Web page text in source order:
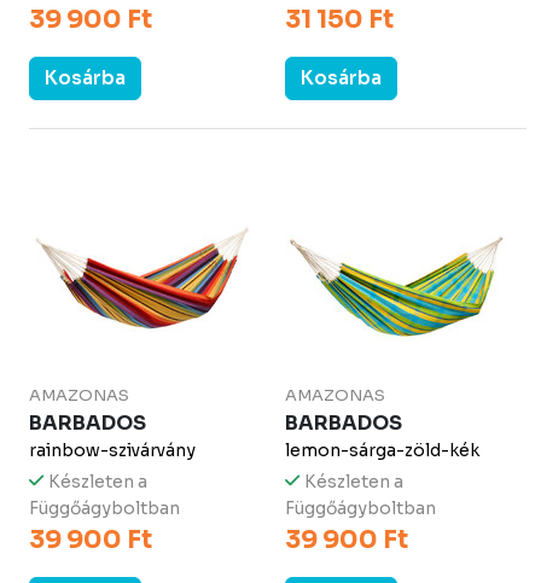
39 900 Ft
Kosárba
31 150 Ft
Kosárba
AMAZONAS
BARBADOS
rainbow-szivárvány
Készleten a
Függőágyboltban
39 900 Ft
AMAZONAS
BARBADOS
lemon-sárga-zöld-kék
Készleten a
Függőágyboltban
39 900 Ft